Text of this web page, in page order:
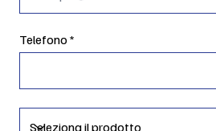
Telefono